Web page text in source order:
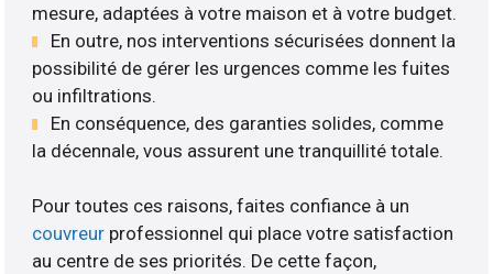
mesure, adaptées à votre maison et à votre budget.
En outre, nos interventions sécurisées donnent la
possibilité de gérer les urgences comme les fuites
ou infiltrations.
En conséquence, des garanties solides, comme
la décennale, vous assurent une tranquillité totale.
Pour toutes ces raisons, faites confiance à un
couvreur professionnel qui place votre satisfaction
au centre de ses priorités. De cette façon,